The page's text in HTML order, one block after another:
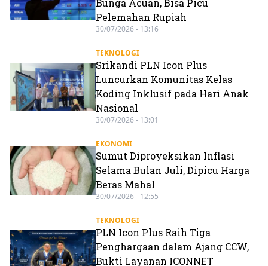
Bunga Acuan, Bisa Picu
Pelemahan Rupiah
30/07/2026 - 13:16
TEKNOLOGI
Srikandi PLN Icon Plus
Luncurkan Komunitas Kelas
Koding Inklusif pada Hari Anak
Nasional
30/07/2026 - 13:01
EKONOMI
Sumut Diproyeksikan Inflasi
Selama Bulan Juli, Dipicu Harga
Beras Mahal
30/07/2026 - 12:55
TEKNOLOGI
PLN Icon Plus Raih Tiga
Penghargaan dalam Ajang CCW,
Bukti Layanan ICONNET